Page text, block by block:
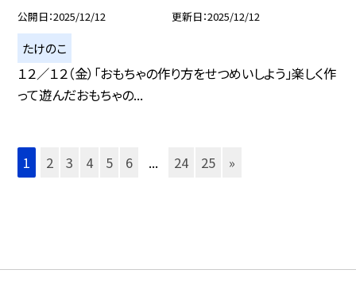
公開日 2025/12/12 更新日 2025/12/12
たけのこ
１２／１２（金）「おもちゃの作り方をせつめいしよう」楽しく作
って遊んだおもちゃの...
1 2 3 4 5 6 ... 24 25 »